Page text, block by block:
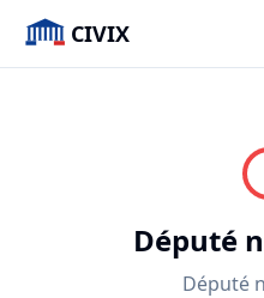
CIVIX
Député
Député